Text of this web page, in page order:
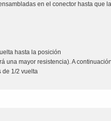
en el conector hasta que
hasta la posición
una mayor resistencia). A
de 1/2 vuelta